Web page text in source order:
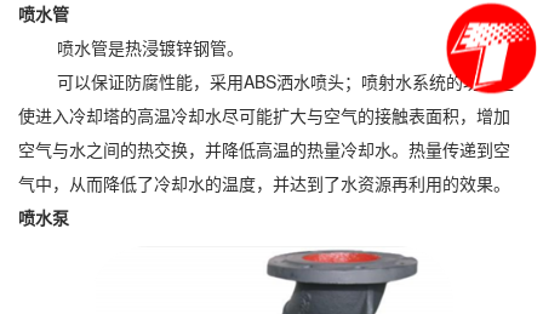
喷水管
喷水管是热浸镀锌钢管。
可以保证防腐性能，采用ABS洒水喷头；喷射水系统的功能是
使进入冷却塔的高温冷却水尽可能扩大与空气的接触表面积，增加
空气与水之间的热交换，并降低高温的热量冷却水。热量传递到空
气中，从而降低了冷却水的温度，并达到了水资源再利用的效果。
喷水泵